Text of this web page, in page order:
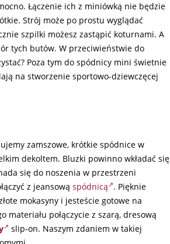
Łączenie ich z miniówką nie będzie
Strój może po prostu wyglądać
szpilki możesz zastąpić koturnami. A
tych butów. W przeciwieństwie do
Poza tym do spódnicy mini świetnie
na stworzenie sportowo-dziewczęcej
zamszowe, krótkie spódnice w
dekoltem. Bluzki powinno wkładać się
się do noszenia w przestrzeni
z jeansową spódnicą . Pięknie
mokasyny i jesteście gotowe na
połączycie z szarą, dresową
slip-on. Naszym zdaniem w takiej